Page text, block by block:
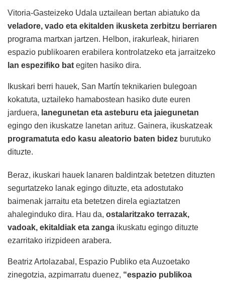
Vitoria-Gasteizeko Udala uztailean bertan abiatuko da
veladore, vado eta ekitalden ikusketa zerbitzu berriaren
programa martxan jartzen. Helbon, irakurleak, hiriaren
espazio publikoaren erabilera kontrolatzeko eta jarraitzeko
lan espezifiko bat egiten hasiko dira.
Ikuskari berri hauek, San Martín teknikarien bulegoan
kokatuta, uztaileko hamabostean hasiko dute euren
jarduera, lanegunetan eta asteburu eta jaiegunetan
egingo den ikuskatze lanetan arituz. Gainera, ikuskatzeak
programatuta edo kasu aleatorio baten bidez burutuko
dituzte.
Beraz, ikuskari hauek lanaren baldintzak betetzen dituzten
segurtatzeko lanak egingo dituzte, eta adostutako
baimenak jarraitu eta betetzen direla egiaztatzen
ahaleginduko dira. Hau da, ostalaritzako terrazak,
vadoak, ekitaldiak eta zanga ikuskatu egingo dituzte
ezarritako irizpideen arabera.
Beatriz Artolazabal, Espazio Publiko eta Auzoetako
zinegotzia, azpimarratu duenez, “espazio publikoa